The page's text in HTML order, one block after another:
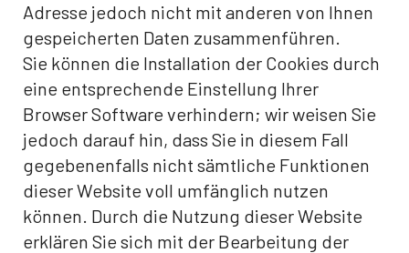
Adresse jedoch nicht mit anderen von Ihnen
gespeicherten Daten zusammenführen.
Sie können die Installation der Cookies durch
eine entsprechende Einstellung Ihrer
Browser Software verhindern; wir weisen Sie
jedoch darauf hin, dass Sie in diesem Fall
gegebenenfalls nicht sämtliche Funktionen
dieser Website voll umfänglich nutzen
können. Durch die Nutzung dieser Website
erklären Sie sich mit der Bearbeitung der